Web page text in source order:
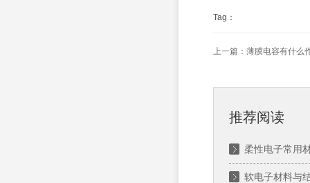
Tag：
上一篇： 薄膜电容有什么
推荐阅读
柔性电子常用
软电子材料与